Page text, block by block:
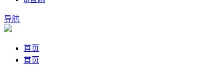
导航
首页
首页